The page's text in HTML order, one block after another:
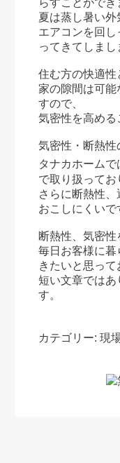
らすことができ
夏は蒸し暑い外
エアコンを回
ってきてしまし
住む方の快適性
家の隙間は可
すので、
気密性を高める
気密性・断熱性
タナカホームで
で取り扱ってお
さらに断熱性
おこしにくいで
断熱性、気密性
毎日お客様に暮
きたいと思って
短い文章ではあ
す。
カテゴリー: 現